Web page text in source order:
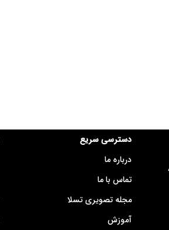
دسترسی سریع
درباره ما
تماس با ما
مجله تصویری تسلا
آموزش